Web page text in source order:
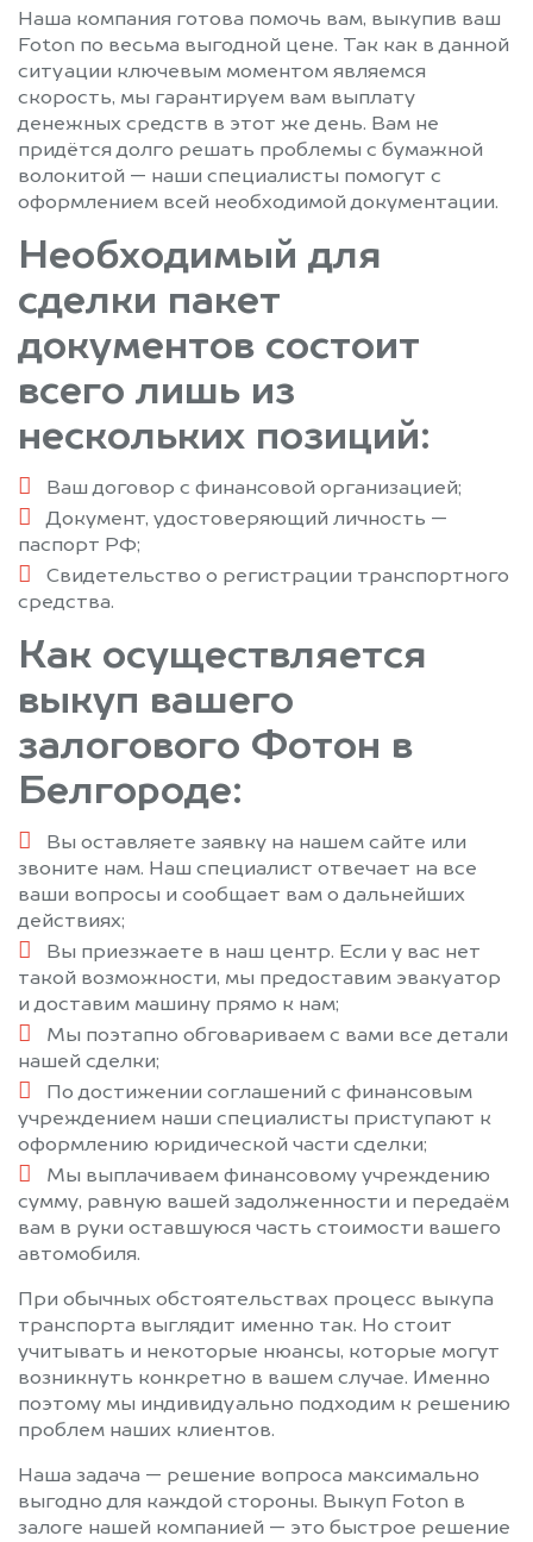
Наша компания готова помочь вам, выкупив ваш
Foton по весьма выгодной цене. Так как в данной
ситуации ключевым моментом являемся
скорость, мы гарантируем вам выплату
денежных средств в этот же день. Вам не
придётся долго решать проблемы с бумажной
волокитой — наши специалисты помогут с
оформлением всей необходимой документации.
Необходимый для
сделки пакет
документов состоит
всего лишь из
нескольких позиций:
Ваш договор с финансовой организацией;
Документ, удостоверяющий личность —
паспорт РФ;
Свидетельство о регистрации транспортного
средства.
Как осуществляется
выкуп вашего
залогового Фотон в
Белгороде:
Вы оставляете заявку на нашем сайте или
звоните нам. Наш специалист отвечает на все
ваши вопросы и сообщает вам о дальнейших
действиях;
Вы приезжаете в наш центр. Если у вас нет
такой возможности, мы предоставим эвакуатор
и доставим машину прямо к нам;
Мы поэтапно обговариваем с вами все детали
нашей сделки;
По достижении соглашений с финансовым
учреждением наши специалисты приступают к
оформлению юридической части сделки;
Мы выплачиваем финансовому учреждению
сумму, равную вашей задолженности и передаём
вам в руки оставшуюся часть стоимости вашего
автомобиля.
При обычных обстоятельствах процесс выкупа
транспорта выглядит именно так. Но стоит
учитывать и некоторые нюансы, которые могут
возникнуть конкретно в вашем случае. Именно
поэтому мы индивидуально подходим к решению
проблем наших клиентов.
Наша задача — решение вопроса максимально
выгодно для каждой стороны. Выкуп Foton в
залоге нашей компанией — это быстрое решение